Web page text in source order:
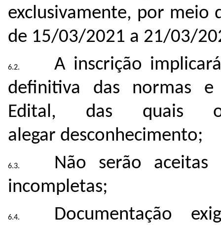
exclusivamente, por meio
de 15/03/2021 a 21/03/
A inscrição
definitiva das normas e
Edital, das quais
alegar desconhecimento;
Não serão
incompletas;
Documentação